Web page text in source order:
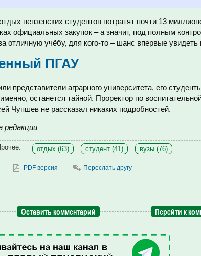
пензенских студентов потратят почти 13
официальных закупок – а значит, под полным
отличную учёбу, для кого-то – шанс впервые увидеть
ПГАУ
представители аграрного университета, его
останется тайной. Проректор по
Чупшев не рассказал никаких подробностей.
редакции
отдых (63) студент (41) вузы (76)
PDF версия Переслать другу
Оставить комментарий Перейти к